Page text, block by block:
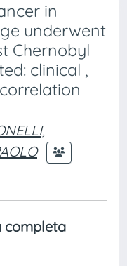
in
underwent
Chernobyl
clinical ,
completa